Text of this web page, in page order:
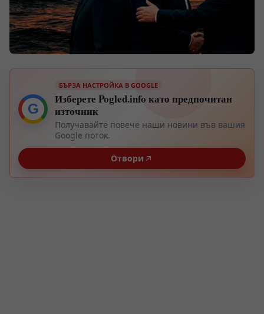
G
БЪРЗА НАСТРОЙКА В GOOGLE
Изберете Pogled.info като предпочитан
източник
Получавайте повече наши новини във вашия
Google поток.
Отвори